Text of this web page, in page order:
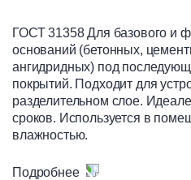
ГОСТ 31358 Для базового и
оснований (бетонных,
ангидридных) под
покрытий. Подходит для
разделительном слое.
сроков. Используется в
влажностью.
Преимущества:
Подробнее